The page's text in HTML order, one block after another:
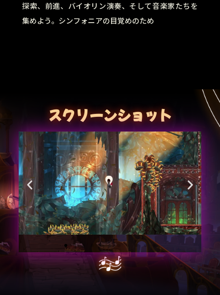
探索、前進、バイオリン演奏、そして音楽家たちを
集めよう。シンフォニアの目覚めのため
スクリーンショット